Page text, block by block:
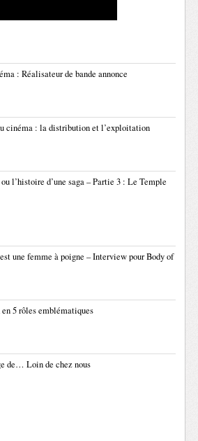
: Réalisateur de bande annonce
cinéma : la distribution et l’exploitation
l’histoire d’une saga – Partie 3 : Le Temple
une femme à poigne – Interview pour Body of
5 rôles emblématiques
de… Loin de chez nous